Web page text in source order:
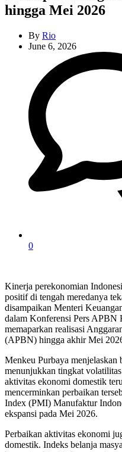
hingga Mei 2026
By Rio
June 6, 2026
0
Kinerja perekonomian
positif di tengah meredanya
disampaikan Menteri
dalam Konferensi Pers
memaparkan realisasi
(APBN) hingga akhir Mei
Menkeu Purbaya
menunjukkan tingkat
aktivitas ekonomi domestik
mencerminkan perbaikan
Index (PMI) Manufaktur
ekspansi pada Mei 2026.
Perbaikan aktivitas ekonomi
domestik. Indeks belanja